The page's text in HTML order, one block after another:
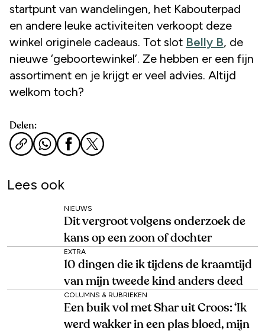
startpunt van wandelingen, het Kabouterpad
en andere leuke activiteiten verkoopt deze
winkel originele cadeaus. Tot slot Belly B, de
nieuwe ‘geboortewinkel’. Ze hebben er een fijn
assortiment en je krijgt er veel advies. Altijd
welkom toch?
Delen:
Lees ook
NIEUWS
Dit vergroot volgens onderzoek de
kans op een zoon of dochter
EXTRA
10 dingen die ik tijdens de kraamtijd
van mijn tweede kind anders deed
COLUMNS & RUBRIEKEN
Een buik vol met Shar uit Croos: ‘Ik
werd wakker in een plas bloed, mijn